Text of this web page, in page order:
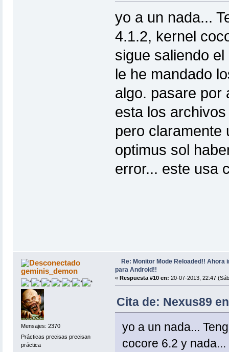
yo a un nada...
4.1.2, kernel
sigue saliendo
le he mandado
algo. pasare por
esta los
pero claramente
optimus sol
error... este usa
geminis_demon
Mensajes: 2370
Prácticas precisas precisan
práctica
Re: Monitor Mode Reloaded!! Ahora
para Android!!
« Respuesta #10 en: 20-07-2013, 22:47
Cita de: Nexus89
yo a un nada...
cocore 6.2 y